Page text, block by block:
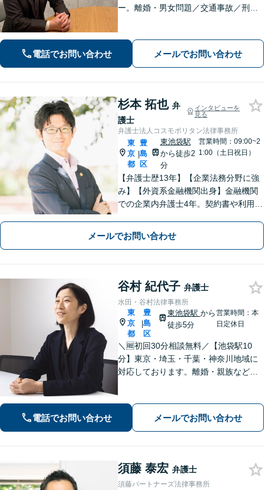
ー。離婚・男女問題／交通事故／刑事
トラブルも解決まで尽力します【休
日・夜間相談可】【完全個室】【池袋
電話でお問い合わせ メールでお問い合わせ
杉本 拓也 弁
護士
インタビューを
見る
弁護士法人コスモポリタン法律事務所
東
京
都
|
豊
島
区
東池袋駅
から徒歩2
分
営業時間：09:00~2
1:00（土日祝日）
【弁護士歴13年】【企業法務分野に強
み】【外資系金融機関出身】金融機関
での企業内弁護士4年。契約書や利用規
継、誹謗中傷対策などご相談くださ
い。【債権回収】交渉から、訴訟、差
メールでお問い合わせ
谷村 紀代子 弁護士
水田・谷村法律事務所
東
京
都
|
豊
島
区
東池袋駅 から
徒歩5分
営業時間：本
日定休日
＼🆓初回30分相談無料／【池袋駅10
分】東京・埼玉・千葉・神奈川地域に
対応しております。離婚・親族などの
庭内、学校内、職場内でのいじめ・ハ
ラスメントに積極対応。
電話でお問い合わせ メールでお問い合わせ
須藤 泰宏 弁護士
須藤パートナーズ法律事務所